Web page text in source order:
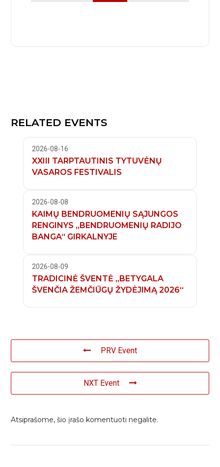
RELATED EVENTS
2026-08-16
XXIII TARPTAUTINIS TYTUVĖNŲ
VASAROS FESTIVALIS
2026-08-08
KAIMŲ BENDRUOMENIŲ SĄJUNGOS
RENGINYS „BENDRUOMENIŲ RADIJO
BANGA“ GIRKALNYJE
2026-08-09
TRADICINĖ ŠVENTĖ „BETYGALA
ŠVENČIA ŽEMČIŪGŲ ŽYDĖJIMĄ 2026“
PRV Event
NXT Event
Atsiprašome, šio įrašo komentuoti negalite.